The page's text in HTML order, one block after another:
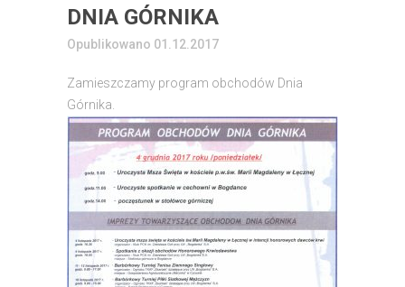
DNIA GÓRNIKA
Opublikowano 01.12.2017
Zamieszczamy program obchodów Dnia
Górnika.